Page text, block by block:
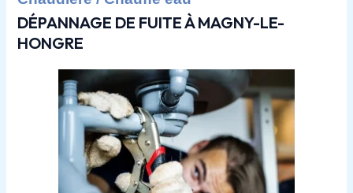
DÉPANNAGE DE FUITE À MAGNY-LE-
HONGRE